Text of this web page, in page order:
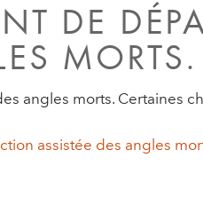
DE
MORTS.
angles morts. Certaines
assistée des angles